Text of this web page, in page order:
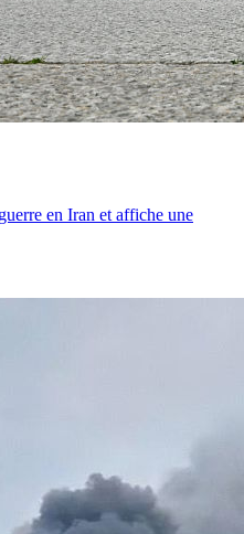
en Iran et affiche une